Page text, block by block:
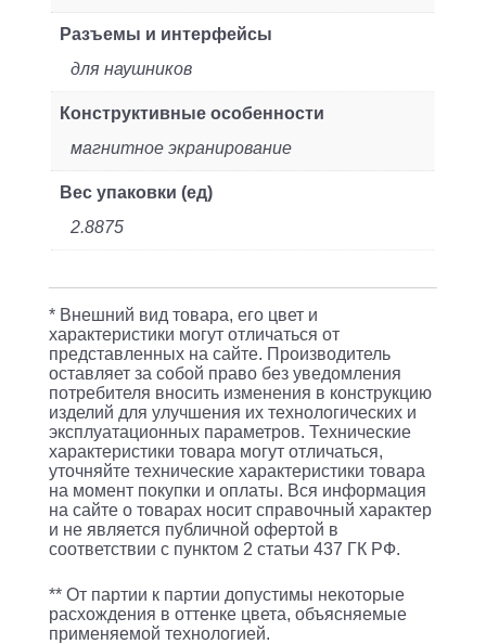
Разъемы и интерфейсы
для наушников
Конструктивные особенности
магнитное экранирование
Вес упаковки (ед)
2.8875
* Внешний вид товара, его цвет и
характеристики могут отличаться от
представленных на сайте. Производитель
оставляет за собой право без уведомления
потребителя вносить изменения в конструкцию
изделий для улучшения их технологических и
эксплуатационных параметров. Технические
характеристики товара могут отличаться,
уточняйте технические характеристики товара
на момент покупки и оплаты. Вся информация
на сайте о товарах носит справочный характер
и не является публичной офертой в
соответствии с пунктом 2 статьи 437 ГК РФ.
** От партии к партии допустимы некоторые
расхождения в оттенке цвета, объясняемые
применяемой технологией.